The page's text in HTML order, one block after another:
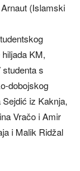
(Islamski
KM,
s
dobojskog
iz Kaknja,
Vračo i Amir
i Malik Ridžal